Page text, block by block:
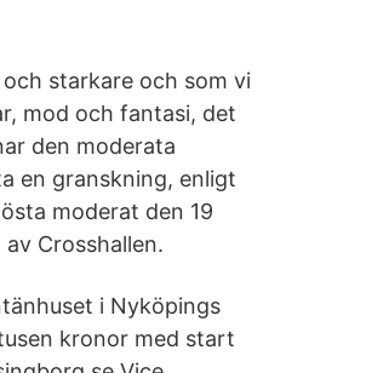
starkare och som vi
mod och fantasi, det
den moderata
en granskning, enligt
moderat den 19
Crosshallen.
i Nyköpings
kronor med start